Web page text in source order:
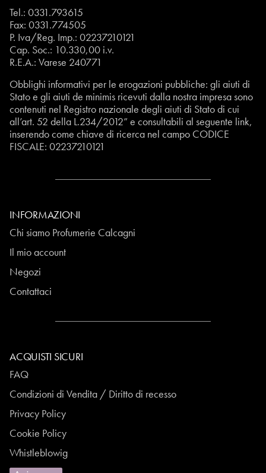
Tel.: 0331.793615
Fax: 0331.774505
P. Iva/Reg. Imp.: 02237210121
Cap. Soc.: 10.330,00 i.v.
R.E.A.: Varese 240771
Obblighi informativi per le erogazioni pubbliche: gli aiuti di
Stato e gli aiuti de minimis ricevuti dalla nostra impresa sono
contenuti nel Registro nazionale degli aiuti di Stato di cui
all’art. 52 della L.234/2012” e consultabili al seguente link,
inserendo come chiave di ricerca nel campo CODICE
FISCALE: 02237210121
INFORMAZIONI
Chi siamo Profumerie Calcagni
Il mio account
Negozi
Contattaci
ACQUISTI SICURI
FAQ
Condizioni di Vendita / Diritto di recesso
Privacy Policy
Cookie Policy
Whistleblowig